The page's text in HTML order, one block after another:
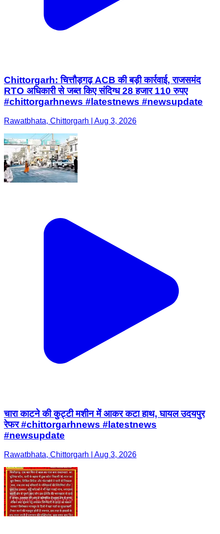
Chittorgarh: चित्तौड़गढ़ ACB की बड़ी कार्रवाई, राजसमंद
RTO अधिकारी से जब्त किए संदिग्ध 28 हजार 110 रुपए
#chittorgarhnews #latestnews #newsupdate
Rawatbhata, Chittorgarh | Aug 3, 2026
चारा काटने की कुट्टी मशीन में आकर कटा हाथ, घायल उदयपुर
रेफर #chittorgarhnews #latestnews
#newsupdate
Rawatbhata, Chittorgarh | Aug 3, 2026